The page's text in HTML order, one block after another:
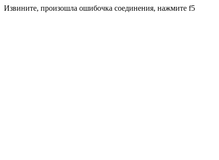
Извините, произошла ошибочка соединения, нажмите f5